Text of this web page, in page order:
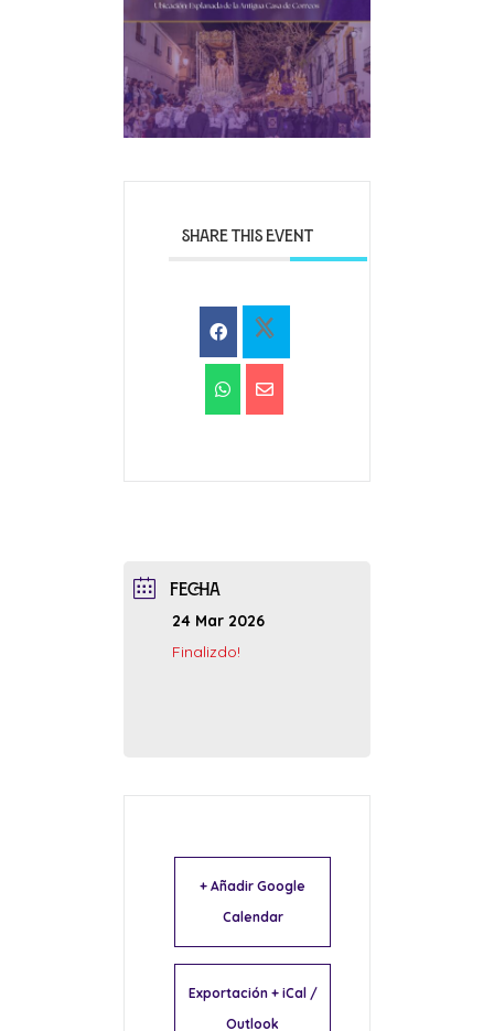
SHARE THIS EVENT
FECHA
24 Mar 2026
Finalizdo!
+ Añadir Google
Calendar
Exportación + iCal /
Outlook